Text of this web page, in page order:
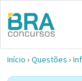
Início › Questões ›